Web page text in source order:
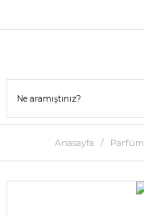
Anasayfa Parfüm